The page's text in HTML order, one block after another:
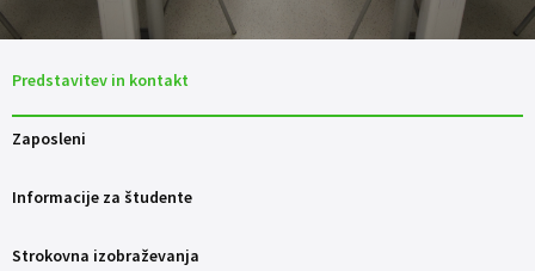
Predstavitev in kontakt
Zaposleni
Informacije za študente
Strokovna izobraževanja